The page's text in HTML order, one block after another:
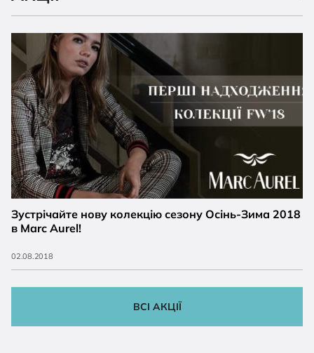
Зустрічайте нову колекцію сезону Осінь-Зима 2018
в Marc Aurel!
02.08.2018
ВСІ АКЦІЇ